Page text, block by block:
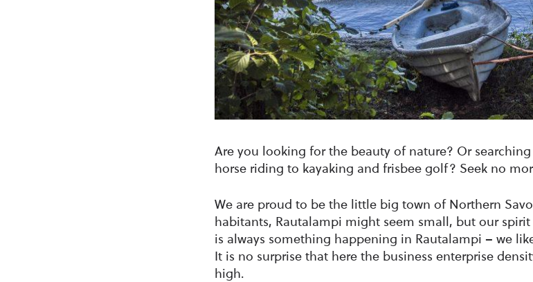
Are you looking for the beauty of nature? Or
horse riding to kayaking and frisbee golf? Seek no
We are proud to be the little big town of Northern
habitants, Rautalampi might seem small, but our
is always something happening in Rautalampi – we
It is no surprise that here the business enterprise
high.